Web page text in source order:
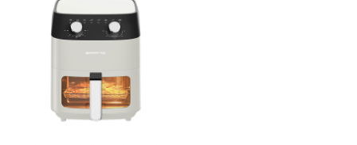
большая ручка
воздушная печь